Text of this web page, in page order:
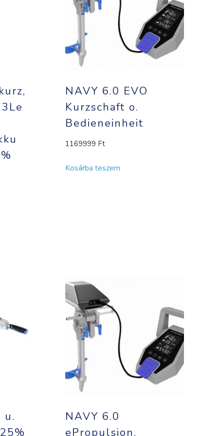
NAVY 6.0 EVO
Kurzschaft o.
Bedieneinheit
1169999 Ft
Kosárba teszem
u.
NAVY 6.0
ePropulsion,